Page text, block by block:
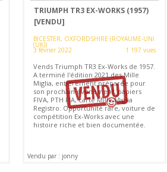
TRIUMPH TR3 EX-WORKS (1957)
[VENDU]
BICESTER, OXFORDSHIRE (ROYAUME-UNI
(UK))
3 février 2022 1 197 vues
Vends Triumph TR3 Ex-Works de 1957.
A terminé l'édition 2021 des Mille
Miglia, entièrement préparée pour
son prochain événement, papiers
FIVA, PTH FIA, carte Mille Miglia
Registro. Opportunité rare, voiture de
compétition Ex-Works avec une
histoire riche et bien documentée.
Vendu par : jonny